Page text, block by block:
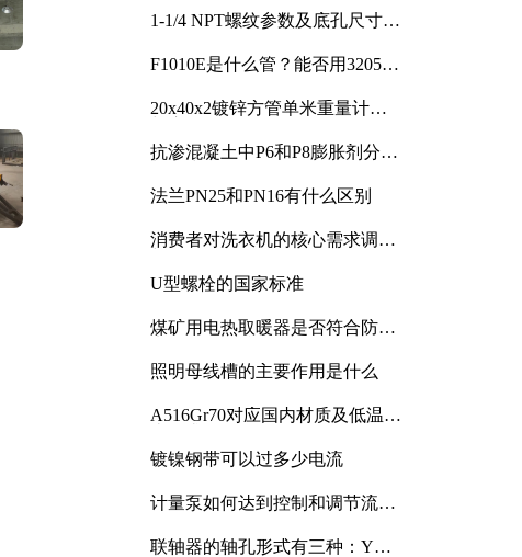
1-1/4 NPT螺纹参数及底孔尺寸详
F1010E是什么管？能否用3205或
20x40x2镀锌方管单米重量计算
抗渗混凝土中P6和P8膨胀剂分别
法兰PN25和PN16有什么区别
消费者对洗衣机的核心需求调研
U型螺栓的国家标准
煤矿用电热取暖器是否符合防爆
照明母线槽的主要作用是什么
A516Gr70对应国内材质及低温冲
镀镍钢带可以过多少电流
计量泵如何达到控制和调节流量
联轴器的轴孔形式有三种：Y